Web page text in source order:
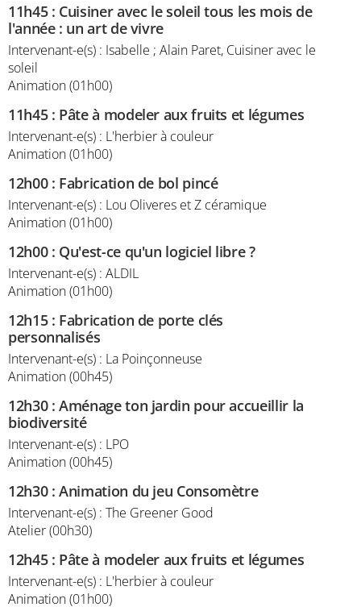
11h45: Cuisiner avec le soleil tous les mois de
l'année : un art de vivre
Intervenant-e(s) : Isabelle ; Alain Paret, Cuisiner avec le
soleil
Animation (01h00)
11h45: Pâte à modeler aux fruits et légumes
Intervenant-e(s) : L'herbier à couleur
Animation (01h00)
12h00: Fabrication de bol pincé
Intervenant-e(s) : Lou Oliveres et Z céramique
Animation (01h00)
12h00: Qu'est-ce qu'un logiciel libre ?
Intervenant-e(s) : ALDIL
Animation (01h00)
12h15: Fabrication de porte clés
personnalisés
Intervenant-e(s) : La Poinçonneuse
Animation (00h45)
12h30:Aménage ton jardin pour accueillir la
biodiversité
Intervenant-e(s) : LPO
Animation (00h45)
12h30:Animation du jeu Consomètre
Intervenant-e(s) : The Greener Good
Atelier (00h30)
12h45: Pâte à modeler aux fruits et légumes
Intervenant-e(s) : L'herbier à couleur
Animation (01h00)